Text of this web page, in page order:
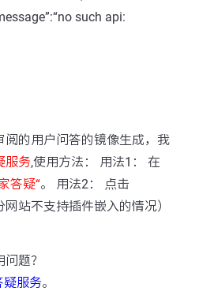
such api:
阅的用户问答的镜像生成，我
服务,使用方法： 用法1： 在
答疑“。 用法2： 点击
网站不支持插件嵌入的情况）
题？
疑服务。